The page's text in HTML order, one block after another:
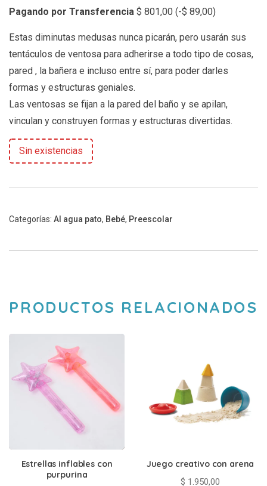
Pagando por Transferencia $ 801,00 (-$ 89,00)
Estas diminutas medusas nunca picarán, pero usarán sus
tentáculos de ventosa para adherirse a todo tipo de cosas,
pared , la bañera e incluso entre sí, para poder darles
formas y estructuras geniales.
Las ventosas se fijan a la pared del baño y se apilan,
vinculan y construyen formas y estructuras divertidas.
Sin existencias
Categorías: Al agua pato, Bebé, Preescolar
PRODUCTOS RELACIONADOS
Estrellas inflables con
purpurina
Juego creativo con arena
$ 1.950,00